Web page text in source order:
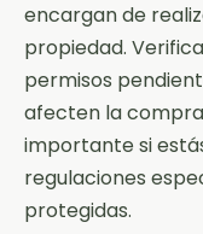
encargan de
propiedad.
permisos
afecten la
importante si
regulaciones
protegidas.